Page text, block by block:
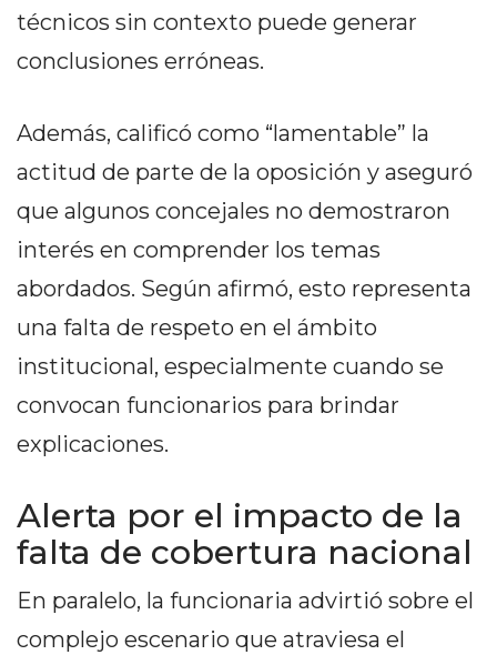
CÓMO ORGANIZAR LOS
POR WHATSAPP SIN QUE
SE TE PIERDA NINGUNO
TÉRMINOS
Y
CONDICIONES
DE
MAPA
DEL
DIARIO
TAPA
técnicos sin contexto puede generar
conclusiones erróneas.
Además, calificó como “lamentable” la
actitud de parte de la oposición y aseguró
que algunos concejales no demostraron
interés en comprender los temas
abordados. Según afirmó, esto representa
una falta de respeto en el ámbito
institucional, especialmente cuando se
convocan funcionarios para brindar
explicaciones.
Alerta por el impacto de la
falta de cobertura nacional
En paralelo, la funcionaria advirtió sobre el
complejo escenario que atraviesa el